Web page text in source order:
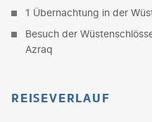
1 Übernachtung in der
Besuch der
Azraq
REISEVERLAUF